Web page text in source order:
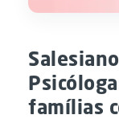
famílias